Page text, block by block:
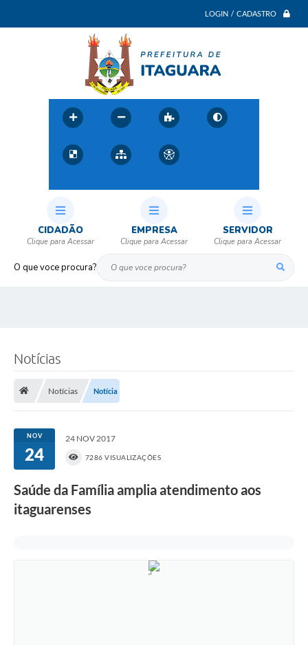
LOGIN / CADASTRO
O que voce procura?
CIDADÃO EMPRESA SERVIDOR
Notícias
Notícias Notícia
NOV
24
24 NOV 2017
7286 VISUALIZAÇÕES
Saúde da Família amplia atendimento aos
itaguarenses